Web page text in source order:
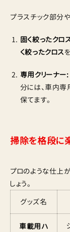
プラスチック部分
固く絞ったクロ
く絞ったクロス
専用クリーナー:
分には、車内専
保てます。
掃除を格段に
プロのような仕上
しょう。
グッズ名
車載用ハ